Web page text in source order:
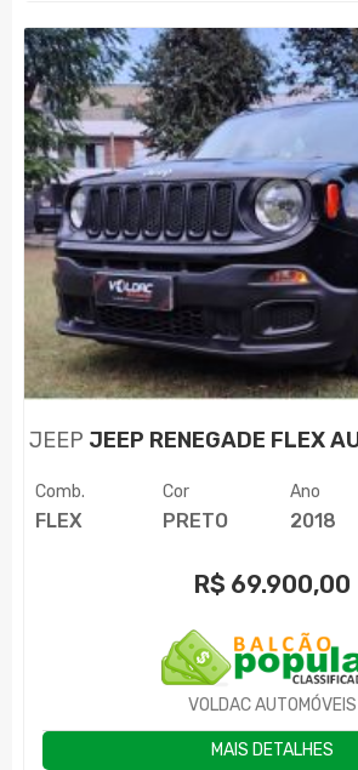
JEEP JEEP RENEGADE FLEX
Comb.
FLEX
Cor
PRETO
Ano
2018
R$ 69.900,00
VOLDAC AUTOMÓVEIS
MAIS DETALHES